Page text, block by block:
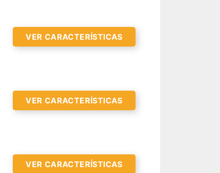
VER CARACTERÍSTICAS
VER CARACTERÍSTICAS
VER CARACTERÍSTICAS